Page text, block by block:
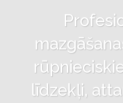
līdzekļi,